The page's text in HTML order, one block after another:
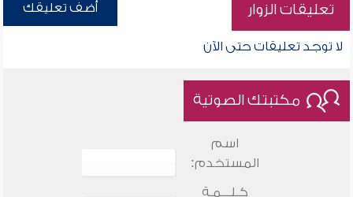
تعليقات الزوار أضف تعليقك
لا توجد تعليقات حتى الآن
مكتبتك الصوتية
اسم
المستخدم:
كـلـــمـة